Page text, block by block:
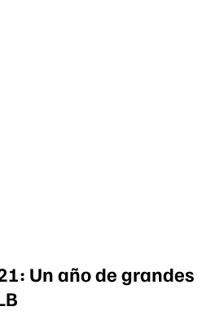
Un año de grandes